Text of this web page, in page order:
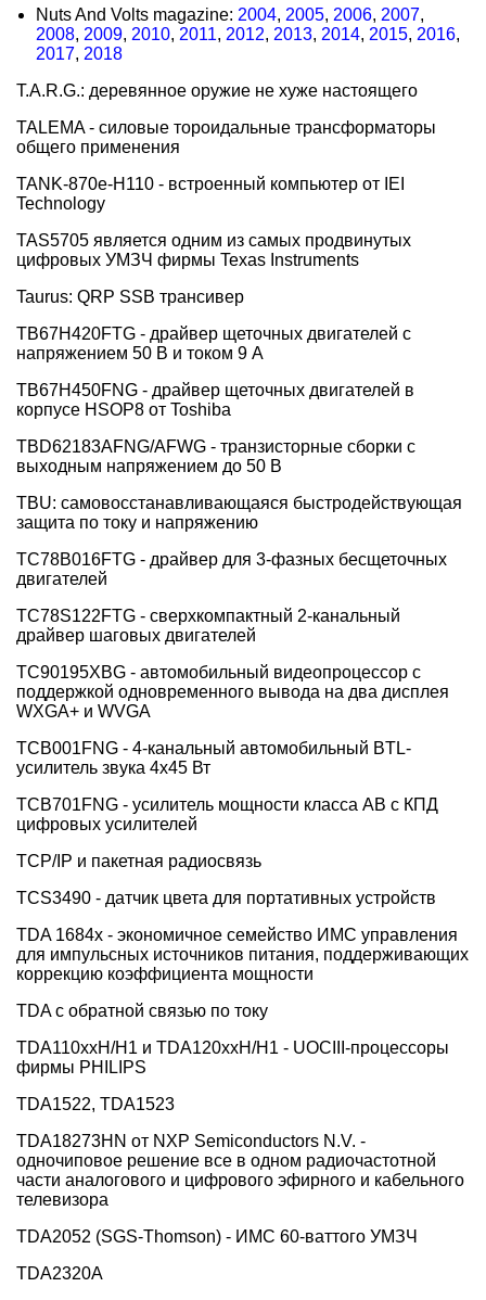
Nuts And Volts magazine: 2004, 2005, 2006, 2007,
2008, 2009, 2010, 2011, 2012, 2013, 2014, 2015, 2016,
2017, 2018
T.A.R.G.: деревянное оружие не хуже настоящего
TALEMA - силовые тороидальные трансформаторы
общего применения
TANK-870e-H110 - встроенный компьютер от IEI
Technology
TAS5705 является одним из самых продвинутых
цифровых УМЗЧ фирмы Texas Instruments
Taurus: QRP SSB трансивер
TB67H420FTG - драйвер щеточных двигателей с
напряжением 50 В и током 9 А
TB67H450FNG - драйвер щеточных двигателей в
корпусе HSOP8 от Toshiba
TBD62183AFNG/AFWG - транзисторные сборки с
выходным напряжением до 50 В
TBU: самовосстанавливающаяся быстродействующая
защита по току и напряжению
TC78B016FTG - драйвер для 3-фазных бесщеточных
двигателей
TC78S122FTG - сверхкомпактный 2-канальный
драйвер шаговых двигателей
TC90195XBG - автомобильный видеопроцессор с
поддержкой одновременного вывода на два дисплея
WXGA+ и WVGA
TCB001FNG - 4-канальный автомобильный BTL-
усилитель звука 4х45 Вт
TCB701FNG - усилитель мощности класса AB с КПД
цифровых усилителей
TCP/IP и пакетная радиосвязь
TCS3490 - датчик цвета для портативных устройств
TDA 1684x - экономичное семейство ИМС управления
для импульсных источников питания, поддерживающих
коррекцию коэффициента мощности
TDA с обратной связью по току
TDA110ххH/Н1 и TDA120ххH/Н1 - UOCIII-процессоры
фирмы PHILIPS
TDA1522, TDA1523
TDA18273HN от NXP Semiconductors N.V. -
одночиповое решение все в одном радиочастотной
части аналогового и цифрового эфирного и кабельного
телевизора
TDA2052 (SGS-Thomson) - ИМС 60-ваттого УМЗЧ
TDA2320A